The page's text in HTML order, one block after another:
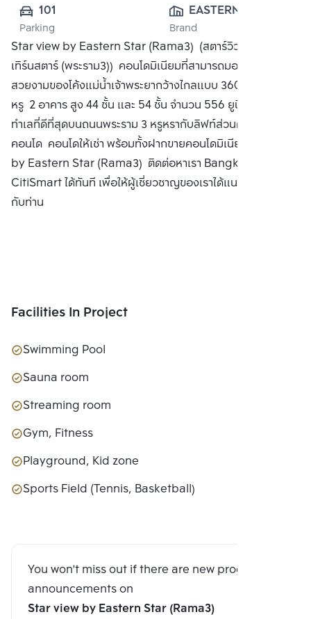
101
Parking
EASTERN STAR
REAL EATATE
PUBLIC CO.,
LTD.
Brand
Star view by Eastern Star (Rama3) (สตาร์วิว บาย อีส
เทิร์นสตาร์ (พระราม3)) คอนโดมิเนียมที่สามารถมองเห็นวิว
สวยงามของโค้งแม่น้ำเจ้าพระยากว้างไกลแบบ 360 องศา สวย
หรู 2 อาคาร สูง 44 ชั้น และ 54 ชั้น จำนวน 556 ยูนิต ตั้งอยู่ใน
ทำเลที่ดีที่สุดบนถนนพระราม 3 หรูหรากับลิฟท์ส่วนตัวทุกยูนิต ซื้อ
คอนโด คอนโดให้เช่า พร้อมทั้งฝากขายคอนโดมิเนียม Star view
by Eastern Star (Rama3) ติดต่อหาเรา Bangkok
CitiSmart ได้ทันที เพื่อให้ผู้เชี่ยวชาญของเราได้แนะนำคอนโดให้
กับท่าน
Facilities In Project
Swimming Pool
Sauna room
Streaming room
Gym, Fitness
Playground, Kid zone
Sports Field (Tennis, Basketball)
You won't miss out if there are new program
announcements on
Star view by Eastern Star (Rama3)